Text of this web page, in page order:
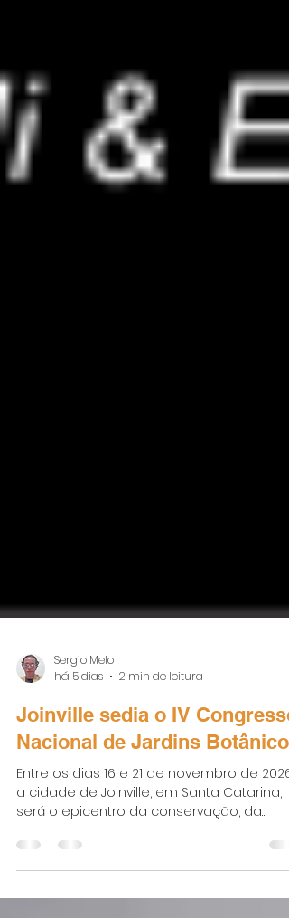
Sergio Melo
há 5 dias
2 min de leitura
Joinville sedia o IV Congresso
Nacional de Jardins Botânicos
Entre os dias 16 e 21 de novembro de 2026,
a cidade de Joinville, em Santa Catarina,
país, pois sediará o IV Congresso Nacional